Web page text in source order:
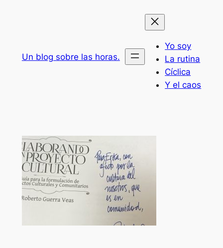
Un blog sobre las horas.
Yo soy
La rutina
Cíclica
Y el caos